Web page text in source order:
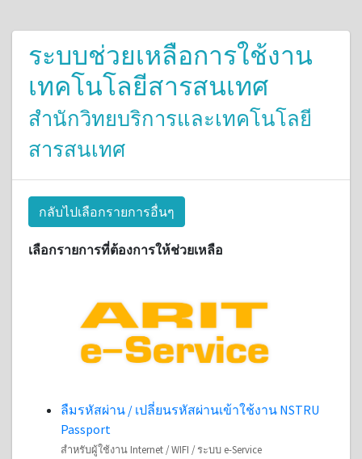
ระบบช่วยเหลือการใช้งาน
เทคโนโลยีสารสนเทศ
สำนักวิทยบริการและเทคโนโลยี
สารสนเทศ
กลับไปเลือกรายการอื่นๆ
เลือกรายการที่ต้องการให้ช่วยเหลือ
ลืมรหัสผ่าน / เปลี่ยนรหัสผ่านเข้าใช้งาน NSTRU
Passport
สำหรับผู้ใช้งาน Internet / WIFI / ระบบ e-Service